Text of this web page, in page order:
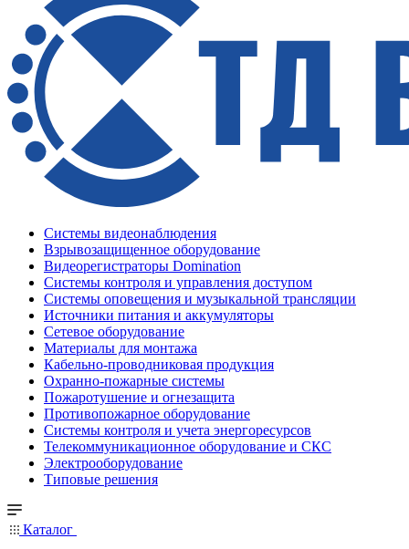
Системы видеонаблюдения
Взрывозащищенное оборудование
Видеорегистраторы Domination
Системы контроля и управления доступом
Системы оповещения и музыкальной трансляции
Источники питания и аккумуляторы
Сетевое оборудование
Материалы для монтажа
Кабельно-проводниковая продукция
Охранно-пожарные системы
Пожаротушение и огнезащита
Противопожарное оборудование
Системы контроля и учета энергоресурсов
Телекоммуникационное оборудование и СКС
Электрооборудование
Типовые решения
Каталог